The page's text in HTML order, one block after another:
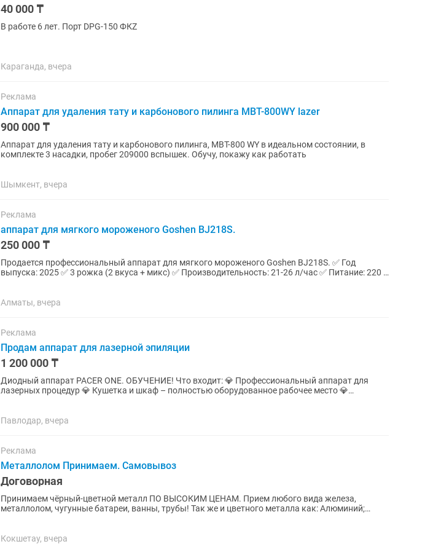
40 000 ₸
В работе 6 лет. Порт DPG-150 ФКZ
Караганда, вчера
Реклама
Аппарат для удаления тату и карбонового пилинга MBT-800WY lazer
900 000 ₸
Аппарат для удаления тату и карбонового пилинга, MBT-800 WY в идеальном состоянии, в
комплекте 3 насадки, пробег 209000 вспышек. Обучу, покажу как работать
Шымкент, вчера
Реклама
аппарат для мягкого мороженого Goshen BJ218S.
250 000 ₸
Продается профессиональный аппарат для мягкого мороженого Goshen BJ218S. ✅ Год
выпуска: 2025 ✅ 3 рожка (2 вкуса + микс) ✅ Производительность: 21-26 л/час ✅ Питание: 220 В
Алматы, вчера
Реклама
Продам аппарат для лазерной эпиляции
1 200 000 ₸
Диодный аппарат PACER ONE. ОБУЧЕНИЕ! Что входит: 💎 Профессиональный аппарат для
лазерных процедур 💎 Кушетка и шкаф – полностью оборудованное рабочее место 💎
Павлодар, вчера
Реклама
Металлолом Принимаем. Самовывоз
Договорная
Принимаем чёрный-цветной металл ПО ВЫСОКИМ ЦЕНАМ. Прием любого вида железа,
металлолом, чугунные батареи, ванны, трубы! Так же и цветного металла как: Алюминий;
Кокшетау, вчера